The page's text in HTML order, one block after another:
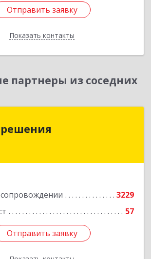
Отправить заявку
Показать контакты
Отправить заявку
Назад
партнеры из соседних
3229
57
Отправить заявку
обл, Смоленск г, Большая
Отправить заявку